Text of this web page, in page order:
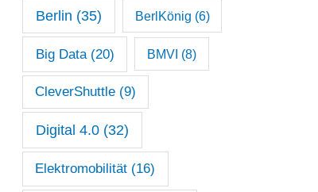
Berlin (35) BerlKönig (6)
Big Data(20) BMVI (8)
CleverShuttle(9)
Digital 4.0(32)
Elektromobilität (16)